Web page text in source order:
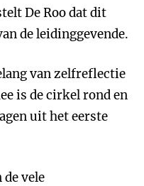
De Roo dat dit
de leidinggevende.
van zelfreflectie
is de cirkel rond en
uit het eerste
vele